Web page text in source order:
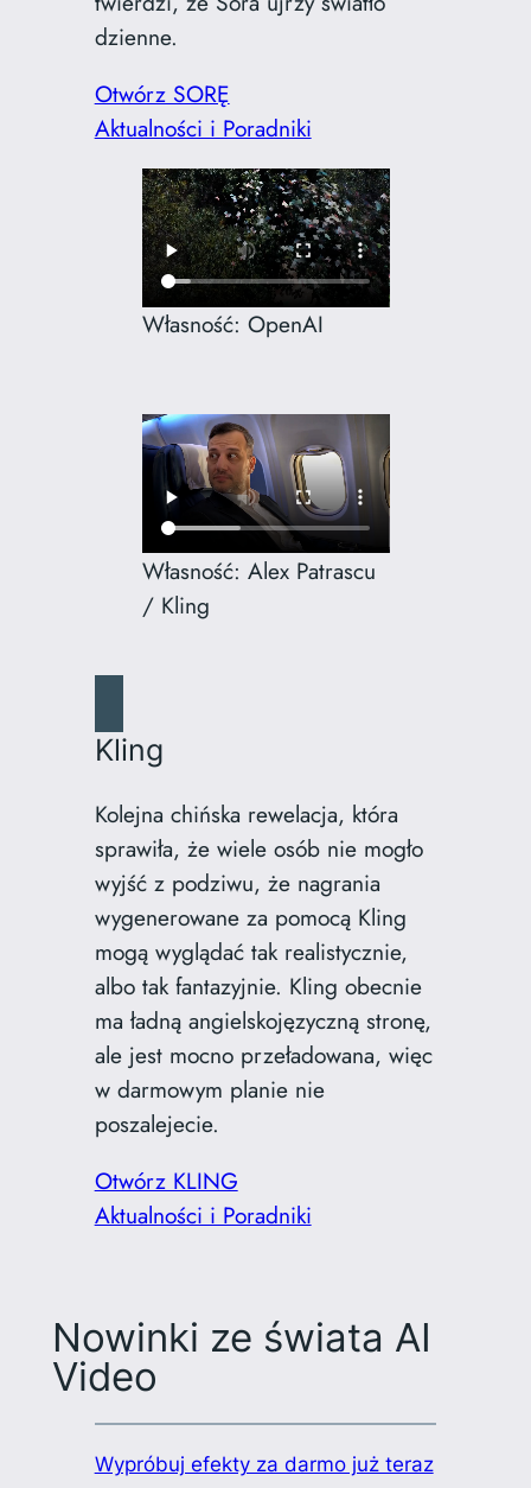
dzienne.
Otwórz SORĘ
Aktualności i Poradniki
Własność: OpenAI
Własność: Alex Patrascu
/ Kling
Kling
Kolejna chińska rewelacja, która
sprawiła, że wiele osób nie mogło
wyjść z podziwu, że nagrania
wygenerowane za pomocą Kling
mogą wyglądać tak realistycznie,
albo tak fantazyjnie. Kling obecnie
ma ładną angielskojęzyczną stronę,
ale jest mocno przeładowana, więc
w darmowym planie nie
poszalejecie.
Otwórz KLING
Aktualności i Poradniki
Nowinki ze świata AI
Video
Wypróbuj efekty za darmo już teraz